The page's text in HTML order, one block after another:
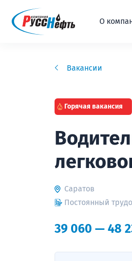
О
Вакансии
Горячая вакансия
Саратов
Постоянный
39 060 — 48